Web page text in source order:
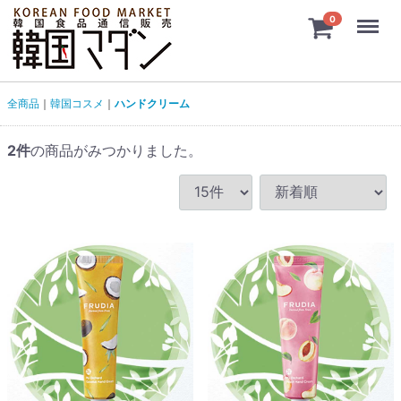
0 Menu
全商品 韓国コスメ ハンドクリーム
2件の商品がみつかりました。